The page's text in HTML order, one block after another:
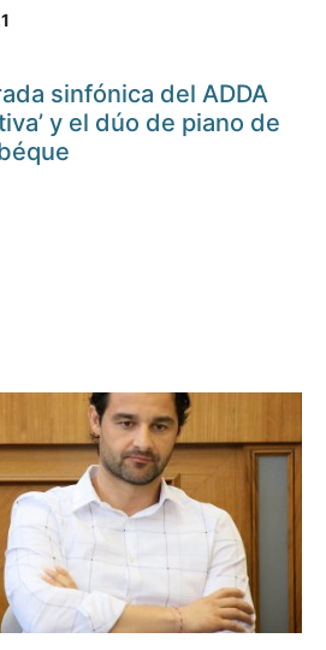
sinfónica del ADDA
y el dúo de piano de